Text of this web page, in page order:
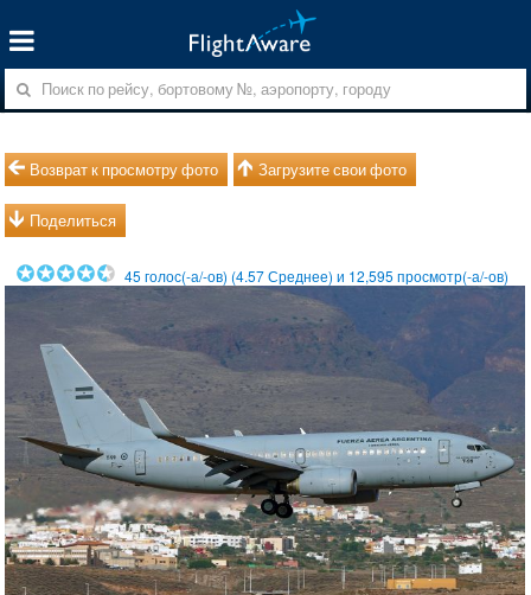
Возврат к просмотру фото Загрузите свои фото
Поделиться
45 голос(-а/-ов) (4.57Среднее) и 12,595 просмотр(-а/-ов)